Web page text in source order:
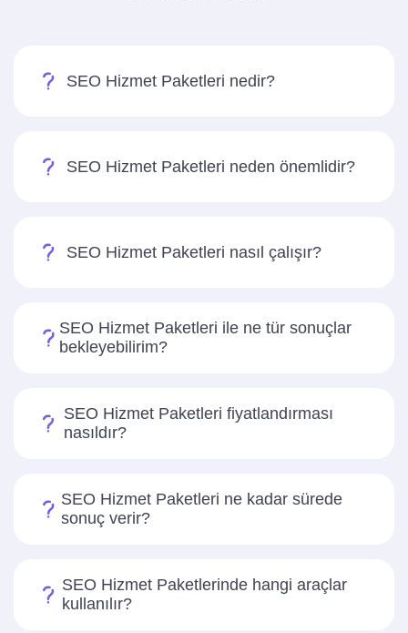
SEO Hizmet Paketleri nedir?
SEO Hizmet Paketleri neden önemlidir?
SEO Hizmet Paketleri nasıl çalışır?
SEO Hizmet Paketleri ile ne tür sonuçlar
bekleyebilirim?
SEO Hizmet Paketleri fiyatlandırması
nasıldır?
SEO Hizmet Paketleri ne kadar sürede
sonuç verir?
SEO Hizmet Paketlerinde hangi araçlar
kullanılır?